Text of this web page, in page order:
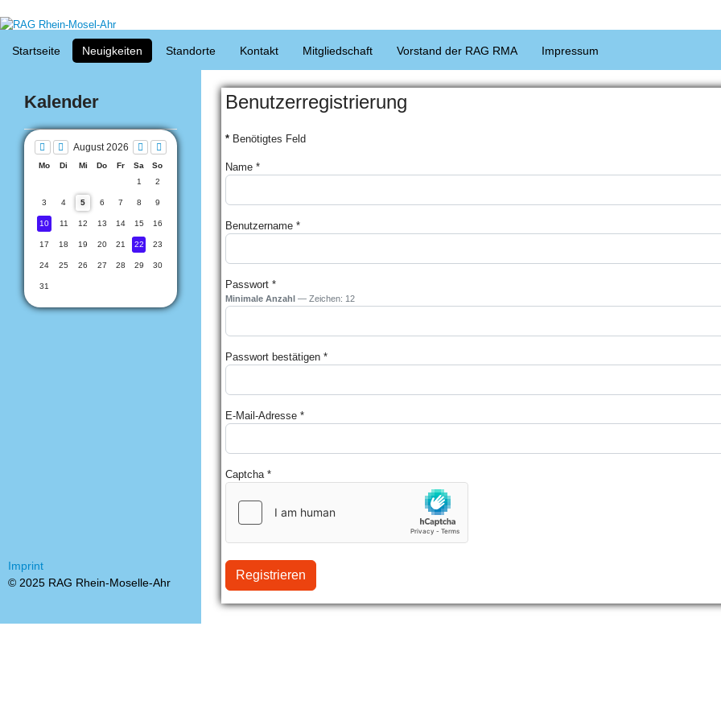
Startseite Neuigkeiten Standorte Kontakt Mitgliedschaft Vorstand der RAG RMA Impressum
Kalender
August 2026
Mo Di Mi Do Fr Sa
So
1
2
3 4 5 6 7 8 9
10 11 12 13 14 15 16
17 18 19 20 21 22 23
24 25 26 27 28 29 30
31
Benutzerregistrierung
* Benötigtes Feld
Name *
Benutzername *
Passwort *
Minimale Anzahl — Zeichen: 12
Passwort bestätigen *
E-Mail-Adresse *
Captcha*
Registrieren
Imprint
© 2025 RAG Rhein-Moselle-Ahr